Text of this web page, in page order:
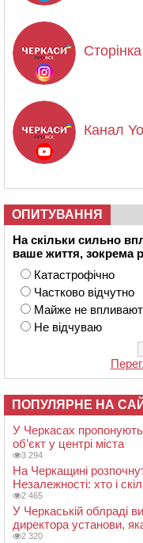
Канал
ОПИТУВАННЯ
На скільки сильно
ваше життя, зокрема
Катастрофічно
Частково відчутно
Майже не
Не відчуваю
ПОПУЛЯРНЕ НА
У Черкасах пропонують
об’єкт у центрі міста
3 294
На Черкащині
Незалежності: хто і
2 465
У Черкаській облраді
директора установи,
2 320